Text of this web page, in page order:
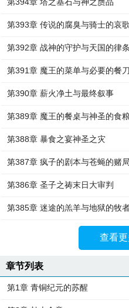
第393章 传说的腐臭与骑士的哀歌
第392章 战神的守护与天国的律条
第391章 魔王的菜单与必要的餐刀
第390章 薪火净土与最终叙事
第389章 魔王的餐桌与神圣的食粮
第388章 暴食之宴神圣之灾
第387章 疯子的剧本与苍蝇的赌局
第386章 圣子之祷末日大审判
第385章 迷途的羔羊与地狱的牧
查看
章节列表
第1章 青铜纪元的苏醒